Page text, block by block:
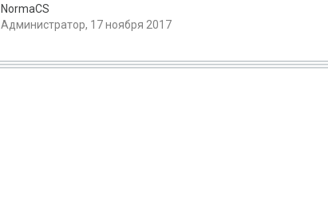
NormaCS
Администратор, 17 ноября 2017